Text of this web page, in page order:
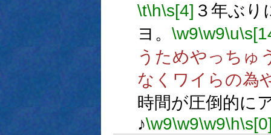
\t\h\s[4] ３年ぶ
ヨ。 \w9\w9\u
うためやっちゅ
なくワイらの為
時間が圧倒的に
♪\w9\w9\w9\h